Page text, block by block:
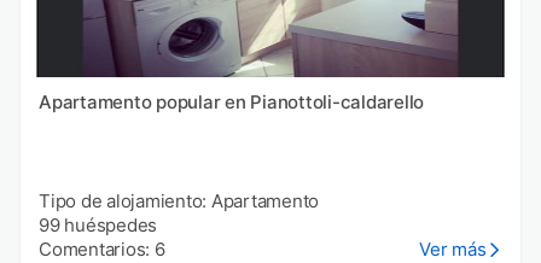
Apartamento popular en Pianottoli-caldarello
Tipo de alojamiento: Apartamento
99 huéspedes
Comentarios: 6
Ver más